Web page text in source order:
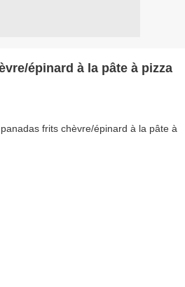
épinard à la pâte à pizza